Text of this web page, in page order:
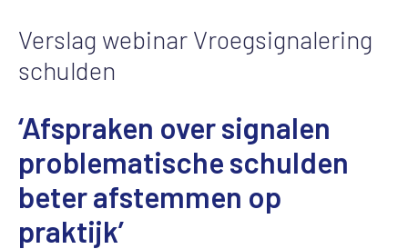
Verslag webinar Vroegsignalering
schulden
‘Afspraken over signalen
problematische schulden
beter afstemmen op
praktijk’